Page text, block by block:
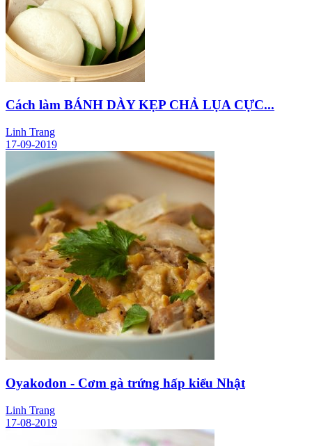
Cách làm BÁNH DÀY KẸP CHẢ LỤA CỰC...
Linh Trang
17-09-2019
Oyakodon - Cơm gà trứng hấp kiểu Nhật
Linh Trang
17-08-2019